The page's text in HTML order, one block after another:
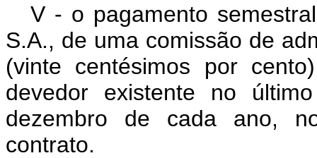
V - o pagamento
S.A., de uma comissão de
(vinte centésimos por
devedor existente no
dezembro de cada ano,
contrato.